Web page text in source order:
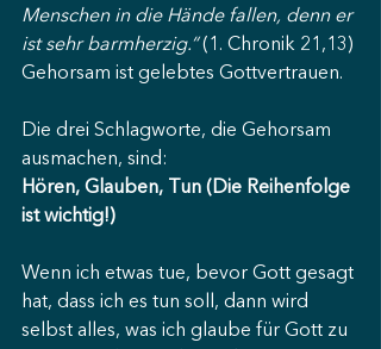
Menschen in die Hände fallen, denn er
ist sehr barmherzig.“ (1. Chronik 21,13)
Gehorsam ist gelebtes Gottvertrauen.
Die drei Schlagworte, die Gehorsam
ausmachen, sind:
Hören, Glauben, Tun (Die Reihenfolge
ist wichtig!)
Wenn ich etwas tue, bevor Gott gesagt
hat, dass ich es tun soll, dann wird
selbst alles, was ich glaube für Gott zu